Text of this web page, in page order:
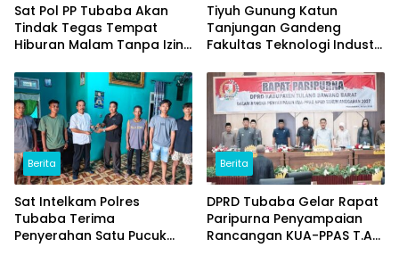
Sat Pol PP Tubaba Akan
Tindak Tegas Tempat
Hiburan Malam Tanpa Izin
Tiyuh Gunung Katun
Tanjungan Gandeng
Fakultas Teknologi Industri
Potensi Ikan Lomou
Menjadi Prodak Unggulan
Berita
Sat Intelkam Polres
Tubaba Terima
Penyerahan Satu Pucuk
Berita
DPRD Tubaba Gelar Rapat
Paripurna Penyampaian
Rancangan KUA-PPAS T.A